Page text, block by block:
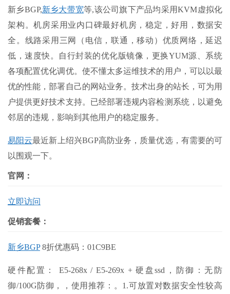
新乡BGP,新乡大带宽等,该公司旗下产品均采用KVM虚拟化
架构。机房采用业内口碑最好机房，稳定，好用，数据安
全。线路采用三网（电信，联通，移动）优质网络，延迟
低，速度快。自行封装的优化版镜像，更换YUM源、系统
各项配置优化调优。使不懂太多运维技术的用户，可以以最
优的性能，部署自己的网站业务。技术出身的站长，可为用
户提供更好技术支持。已经部署违规内容检测系统，以避免
邻居的违规，影响到其他用户的稳定服务。
易阳云最近新上绍兴BGP高防业务，质量优选，有需要的可
以围观一下。
官网：
立即访问
促销套餐：
新乡BGP 8折优惠码： 01C9BE
硬件配置： E5-268x / E5-269x + 硬盘ssd，防御：无防
御/100G防御，，使用推荐：。1.可放置对数据安全性较高